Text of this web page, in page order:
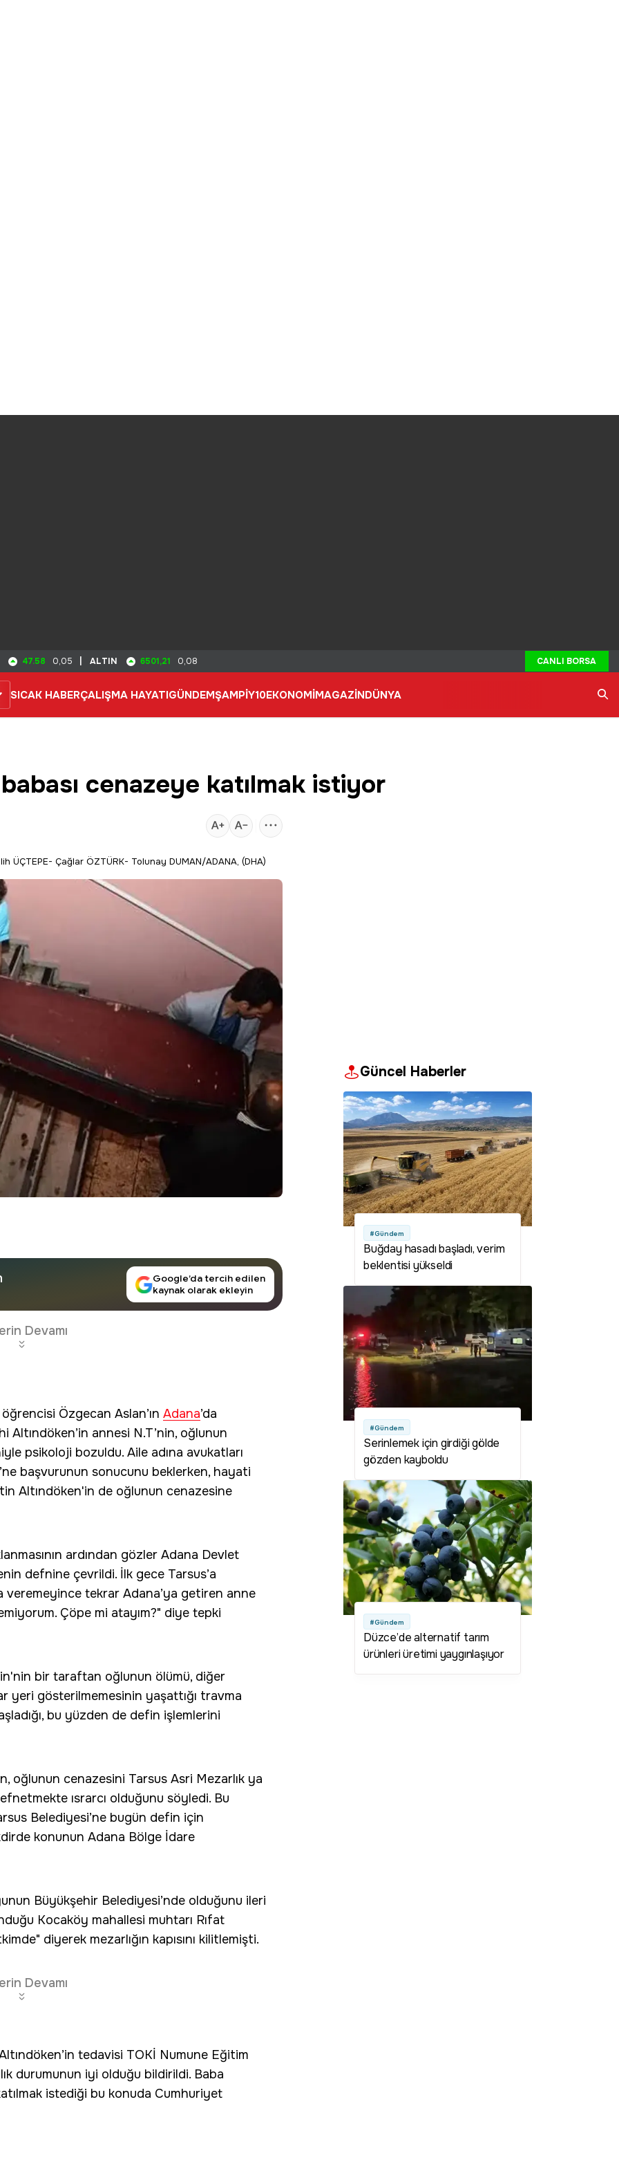
47.58 0,05 ALTIN 6501,21 0,08 CANLI BORSA
SICAK HABERÇALIŞMA HAYATIGÜNDEMŞAMPİY10EKONOMİMAGAZİNDÜNYA
cenazeye katılmak istiyor
ÜÇTEPE- Çağlar ÖZTÜRK- Tolunay DUMAN/ADANA, (DHA)
Google’da tercih edilen
kaynak olarak ekleyin
Devamı
Özgecan Aslan’ın Adana’da
annesi N.T’nin, oğlunun
psikoloji bozuldu. Aile adına avukatları
başvurunun sonucunu beklerken, hayati
Altındöken'in de oğlunun cenazesine
ardından gözler Adana Devlet
defnine çevrildi. İlk gece Tarsus’a
tekrar Adana’ya getiren anne
Çöpe mi atayım?" diye tepki
bir taraftan oğlunun ölümü, diğer
gösterilmemesinin yaşattığı travma
bu yüzden de defin işlemlerini
oğlunun cenazesini Tarsus Asri Mezarlık ya
ısrarcı olduğunu söyledi. Bu
Belediyesi’ne bugün defin için
konunun Adana Bölge İdare
Büyükşehir Belediyesi’nde olduğunu ileri
Kocaköy mahallesi muhtarı Rıfat
diyerek mezarlığın kapısını kilitlemişti.
Devamı
tedavisi TOKİ Numune Eğitim
durumunun iyi olduğu bildirildi. Baba
istediği bu konuda Cumhuriyet
Güncel Haberler
#Gündem
Buğday hasadı başladı, verim
beklentisi yükseldi
#Gündem
Serinlemek için girdiği gölde
gözden kayboldu
#Gündem
Düzce’de alternatif tarım
ürünleri üretimi yaygınlaşıyor